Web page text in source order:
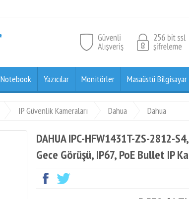
Notebook Yazıcılar Monitörler Masaüstü Bilgisayar
IP Güvenlik Kameraları Dahua Dahua
DAHUA IPC-HFW1431T-ZS-2812-
Gece Görüşü, IP67, PoE Bullet IP